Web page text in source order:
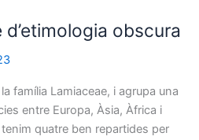
obscura
família Lamiaceae, i agrupa una
entre Europa, Àsia, Àfrica i
quatre ben repartides per